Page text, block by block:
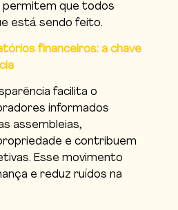
permitem que todos
está sendo feito.
financeiros: a chave
facilita o
informados
assembleias,
e contribuem
Esse movimento
e reduz ruídos na